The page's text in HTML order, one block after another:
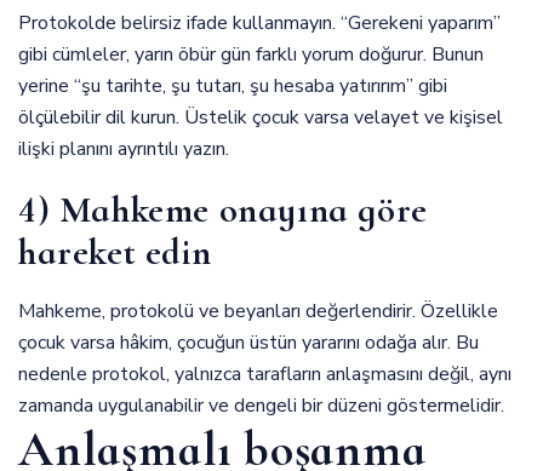
Protokolde belirsiz ifade kullanmayın. “Gerekeni yaparım”
gibi cümleler, yarın öbür gün farklı yorum doğurur. Bunun
yerine “şu tarihte, şu tutarı, şu hesaba yatırırım” gibi
ölçülebilir dil kurun. Üstelik çocuk varsa velayet ve kişisel
ilişki planını ayrıntılı yazın.
4) Mahkeme onayına göre
hareket edin
Mahkeme, protokolü ve beyanları değerlendirir. Özellikle
çocuk varsa hâkim, çocuğun üstün yararını odağa alır. Bu
nedenle protokol, yalnızca tarafların anlaşmasını değil, aynı
zamanda uygulanabilir ve dengeli bir düzeni göstermelidir.
Anlaşmalı boşanma